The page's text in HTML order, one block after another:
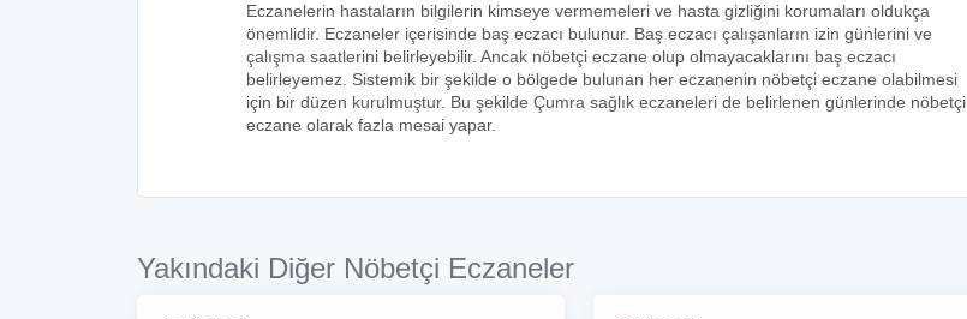
Eczanelerin hastaların bilgilerin kimseye vermemeleri ve hasta gizliğini korumaları oldukça
önemlidir. Eczaneler içerisinde baş eczacı bulunur. Baş eczacı çalışanların izin günlerini ve
çalışma saatlerini belirleyebilir. Ancak nöbetçi eczane olup olmayacaklarını baş eczacı
belirleyemez. Sistemik bir şekilde o bölgede bulunan her eczanenin nöbetçi eczane olabilmesi
için bir düzen kurulmuştur. Bu şekilde Çumra sağlık eczaneleri de belirlenen günlerinde nöbetçi
eczane olarak fazla mesai yapar.
Yakındaki Diğer Nöbetçi Eczaneler